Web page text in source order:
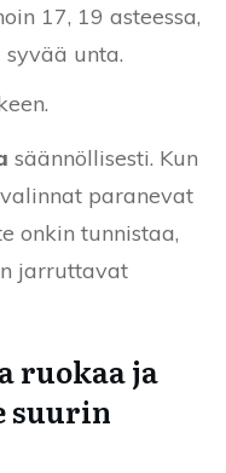
17, 19 asteessa,
unta.
säännöllisesti. Kun
paranevat
onkin tunnistaa,
jarruttavat
ruokaa ja
suurin